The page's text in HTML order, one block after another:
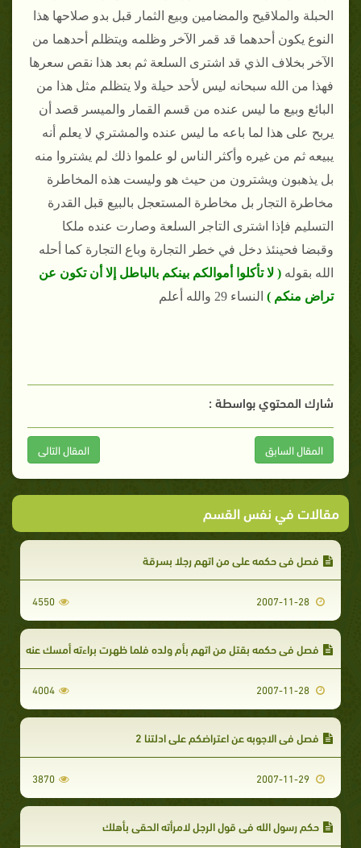
الحبلة والملاقيح والمضامين وبيع الثمار قبل بدو صلاحها هذا
النوع يكون أحدهما قد قمر الآخر وظلمه ويتظلم أحدهما من
الآخر بخلاف الذي قد اشترى السلعة ثم بعد هذا نقص سعرها
فهذا من الله سبحانه ليس لأحد حيلة ولا يتظلم مثل هذا من
البائع وبيع ما ليس عنده من قسم القمار والميسر قصد أن
يربح على هذا لما باعه ما ليس عنده والمشتري لا يعلم أنه
يبيعه ثم من غيره وأكثر الناس لو علموا ذلك لم يشتروا منه
بل يذهبون ويشترون من حيث هو وليست هذه المخاطرة
مخاطرة التجار بل مخاطرة المستعجل بالبيع قبل القدرة
التسليم فإذا اشترى التاجر السلعة وصارت عنده ملكا
وقبضا فحينئذ دخل في خطر التجارة وباع التجارة كما أحله
الله بقوله ( لا تأكلوا أموالكم بينكم بالباطل إلا أن تكون عن
تراض منكم ) النساء 29 والله أعلم
شارك المحتوي بواسطة :
المقال السابق المقال التالى
مقالات في نفس القسم
فصل في حكمه على من اتهم رجلا بسرقة
4550
فصل في حكمه بقتل من اتهم بأم ولده فلما ظهرت براءته أمسك عنه
4004
فصل في الاجوبه عن اعتراضكم على ادلتنا 2
3870
حكم رسول الله في قول الرجل لامرأته الحقي بأهلك